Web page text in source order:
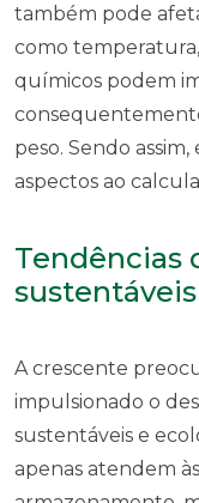
também pode
como
químicos podem
peso. Sendo
aspectos ao
Tendências
A crescente
impulsionado o
sustentáveis e
apenas atendem